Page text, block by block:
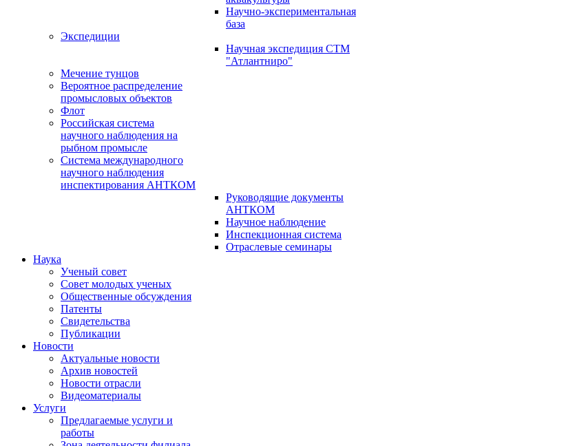
Научно-экспериментальная
база
Экспедиции
Научная экспедиция СТМ
"Атлантниро"
Мечение тунцов
Вероятное распределение
промысловых объектов
Флот
Российская система
научного наблюдения на
рыбном промысле
Система международного
научного наблюдения
инспектирования АНТКОМ
Руководящие документы
АНТКОМ
Научное наблюдение
Инспекционная система
Отраслевые семинары
Наука
Ученый совет
Совет молодых ученых
Общественные обсуждения
Патенты
Свидетельства
Публикации
Новости
Актуальные новости
Архив новостей
Новости отрасли
Видеоматериалы
Услуги
Предлагаемые услуги и
работы